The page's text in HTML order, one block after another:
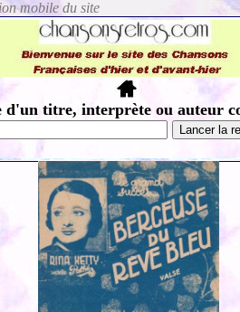
d'un titre, interprète ou auteur